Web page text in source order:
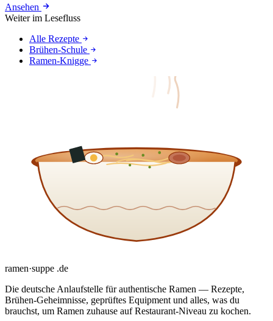
Ansehen
Weiter im Lesefluss
Alle Rezepte
Brühen-Schule
Ramen-Knigge
ramen·suppe .de
Die deutsche Anlaufstelle für authentische Ramen — Rezepte,
Brühen-Geheimnisse, geprüftes Equipment und alles, was du
brauchst, um Ramen zuhause auf Restaurant-Niveau zu kochen.